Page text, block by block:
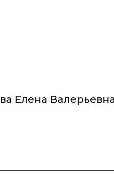
Елена Валерьевна